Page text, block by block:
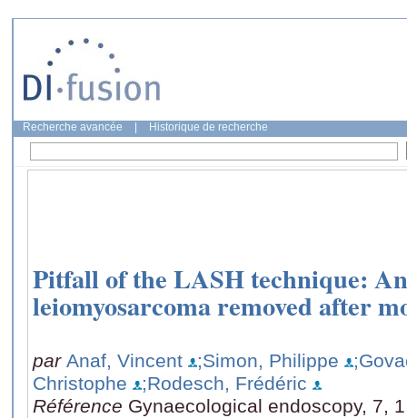
Recherche avancée Historique de recherche
Pitfall of the LASH technique:
leiomyosarcoma removed after
par Anaf, Vincent ;Simon, Philippe
Christophe
;Rodesch, Frédéric
Référence Gynaecological endoscopy, 7,